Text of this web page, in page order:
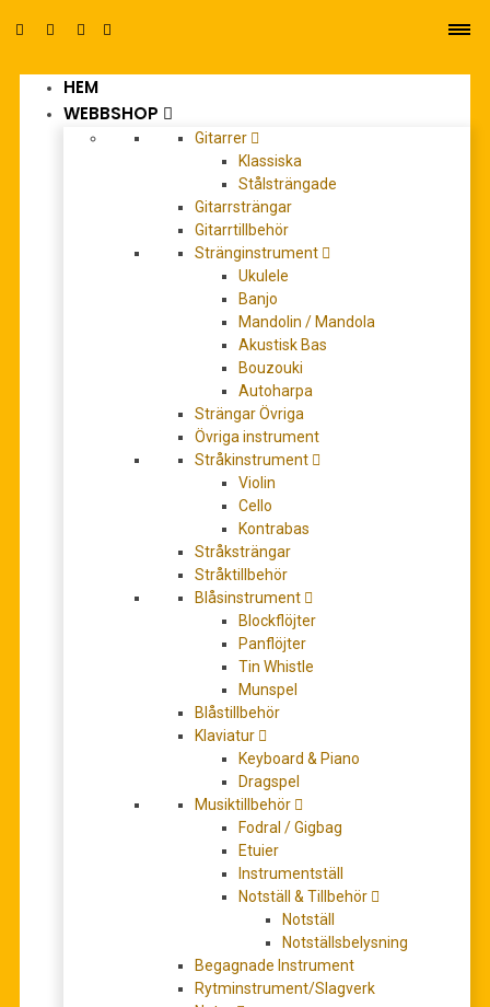
HEM
WEBBSHOP
Gitarrer
Klassiska
Stålsträngade
Gitarrsträngar
Gitarrtillbehör
Stränginstrument
Ukulele
Banjo
Mandolin / Mandola
Akustisk Bas
Bouzouki
Autoharpa
Strängar Övriga
Övriga instrument
Stråkinstrument
Violin
Cello
Kontrabas
Stråksträngar
Stråktillbehör
Blåsinstrument
Blockflöjter
Panflöjter
Tin Whistle
Munspel
Blåstillbehör
Klaviatur
Keyboard & Piano
Dragspel
Musiktillbehör
Fodral / Gigbag
Etuier
Instrumentställ
Notställ & Tillbehör
Notställ
Notställsbelysning
Begagnade Instrument
Rytminstrument/Slagverk
Separatnot bröllopsmusik
Bröllopsmarsch från Tryde för orgel
127,00kr
LÄS MER
REA!
Bröllopsmusik av Svante Pettersson
64,00krDet
ursprungliga
54,00krDet
nuvarande